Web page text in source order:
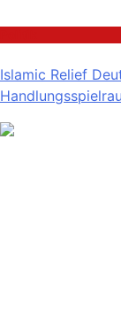
Islamic Relief